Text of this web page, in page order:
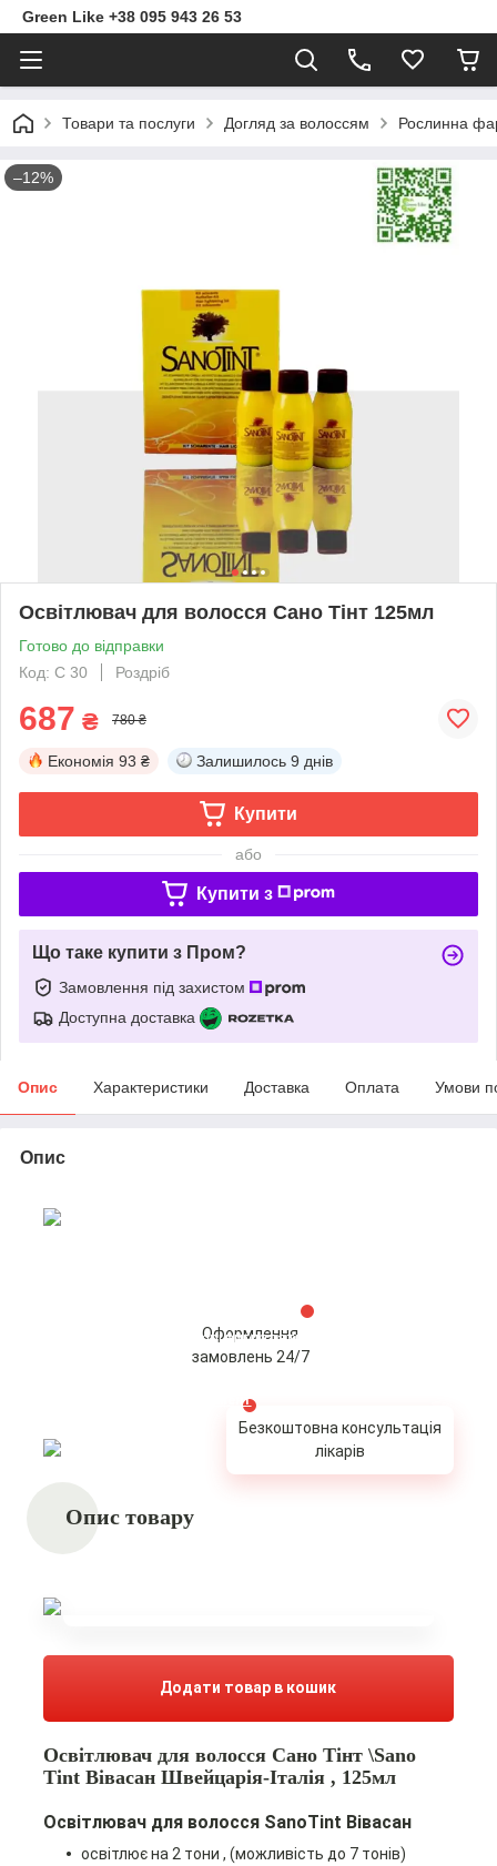
Green Like +38 095 943 26 53
Товари та послуги Догляд за волоссям Рослинна
–12%
Освітлювач для волосся Сано Тінт 125мл
Готово до відправки
Код: С 30
Роздріб
687 ₴ 780 ₴
Економія 93 ₴ Залишилось 9 днів
Купити
або
Купити з
Що таке купити з Пром?
Замовлення під захистом
Доступна доставка
Опис Характеристики Доставка Оплата Умови
Опис
Допоможіть Вашій шкірі виглядати бездоганно
Переглянути весь асортимент
Оформлення
замовлень 24/7
Безкоштовна консультація
лікарів
Опис товару
Додати товар в кошик
Освітлювач для волосся Сано Тінт \Sano
Tint Вівасан Швейцарія-Італія , 125мл
Освітлювач для волосся SanoTint Вівасан
освітлює на 2 тони , (можливість до 7 тонів)